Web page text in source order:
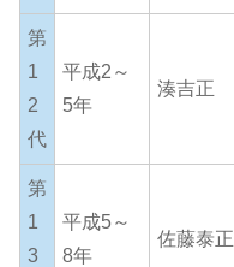
第
1
2
代
平成2～
5年
湊吉正
第
1
3
平成5～
8年
佐藤泰正